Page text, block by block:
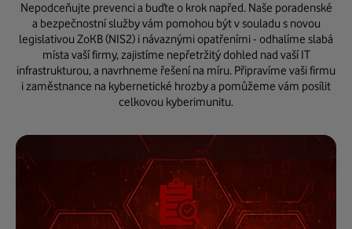
Nepodceňujte prevenci a buďte o krok napřed. Naše poradenské
a bezpečnostní služby vám pomohou být v souladu s novou
legislativou ZoKB (NIS2) i návaznými opatřeními - odhalíme slabá
místa vaší firmy, zajistíme nepřetržitý dohled nad vaší IT
infrastrukturou, a navrhneme řešení na míru. Připravíme vaši firmu
i zaměstnance na kybernetické hrozby a pomůžeme vám posílit
celkovou kyberimunitu.